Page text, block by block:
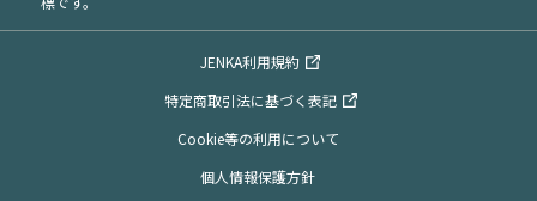
JENKA利用規約
特定商取引法に基づく表記
Cookie等の利用について
個人情報保護方針